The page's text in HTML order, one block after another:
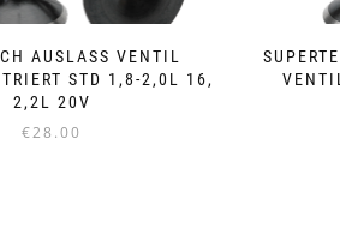
AUSLASS VENTIL
STD 1,8-2,0L 16,
2,2L 20V
€28.00